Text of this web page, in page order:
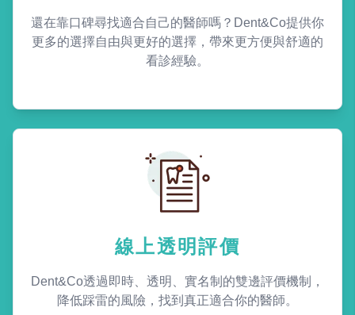
還在靠口碑尋找適合自己的醫師嗎？Dent&Co提供你
更多的選擇自由與更好的選擇，帶來更方便與舒適的
看診經驗。
線上透明評價
Dent&Co透過即時、透明、實名制的雙邊評價機制，
降低踩雷的風險，找到真正適合你的醫師。